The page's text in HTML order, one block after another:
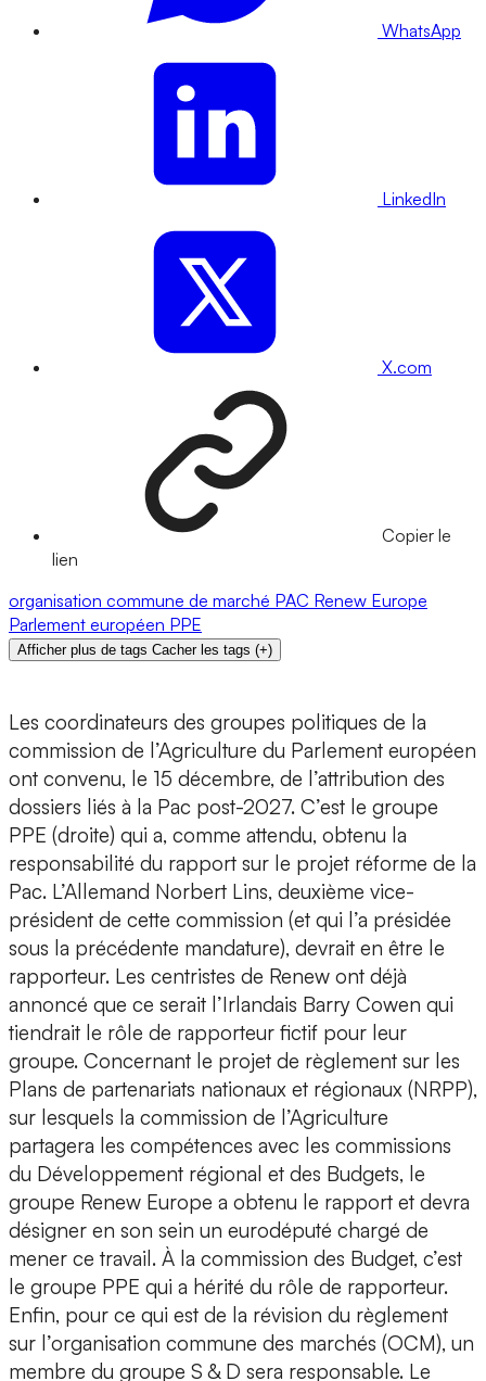
WhatsApp
LinkedIn
X.com
Copier le
lien
organisation commune de marché PAC Renew Europe
Parlement européen PPE
Afficher plus de tags Cacher les tags (+)
Les coordinateurs des groupes politiques de la
commission de l’Agriculture du Parlement européen
ont convenu, le 15 décembre, de l’attribution des
dossiers liés à la Pac post-2027. C’est le groupe
PPE (droite) qui a, comme attendu, obtenu la
responsabilité du rapport sur le projet réforme de la
Pac. L’Allemand Norbert Lins, deuxième vice-
président de cette commission (et qui l’a présidée
sous la précédente mandature), devrait en être le
rapporteur. Les centristes de Renew ont déjà
annoncé que ce serait l’Irlandais Barry Cowen qui
tiendrait le rôle de rapporteur fictif pour leur
groupe. Concernant le projet de règlement sur les
Plans de partenariats nationaux et régionaux (NRPP),
sur lesquels la commission de l’Agriculture
partagera les compétences avec les commissions
du Développement régional et des Budgets, le
groupe Renew Europe a obtenu le rapport et devra
désigner en son sein un eurodéputé chargé de
mener ce travail. À la commission des Budget, c’est
le groupe PPE qui a hérité du rôle de rapporteur.
Enfin, pour ce qui est de la révision du règlement
sur l’organisation commune des marchés (OCM), un
membre du groupe S & D sera responsable. Le